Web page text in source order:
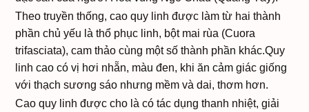
Theo truyền thống, cao quy linh được làm từ hai thành
phần chủ yếu là thổ phục linh, bột mai rùa (Cuora
trifasciata), cam thảo cùng một số thành phần khác.Quy
linh cao có vị hơi nhẵn, màu đen, khi ăn cảm giác giống
với thạch sương sáo nhưng mềm và dai, thơm hơn.
Cao quy linh được cho là có tác dụng thanh nhiệt, giải